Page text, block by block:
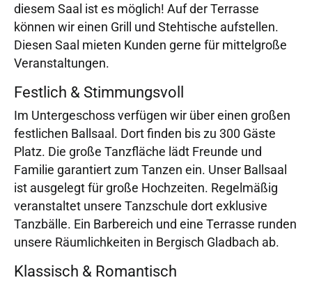
diesem Saal ist es möglich! Auf der Terrasse
können wir einen Grill und Stehtische aufstellen.
Diesen Saal mieten Kunden gerne für mittelgroße
Veranstaltungen.
Festlich & Stimmungsvoll
Im Untergeschoss verfügen wir über einen großen
festlichen Ballsaal. Dort finden bis zu 300 Gäste
Platz. Die große Tanzfläche lädt Freunde und
Familie garantiert zum Tanzen ein. Unser Ballsaal
ist ausgelegt für große Hochzeiten. Regelmäßig
veranstaltet unsere Tanzschule dort exklusive
Tanzbälle. Ein Barbereich und eine Terrasse runden
unsere Räumlichkeiten in Bergisch Gladbach ab.
Klassisch & Romantisch